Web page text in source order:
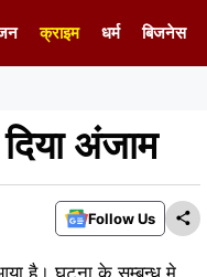
क्राइम धर्म बिजनेस
अंजाम
Follow Us
आया है। घटना के सम्बन्ध मे